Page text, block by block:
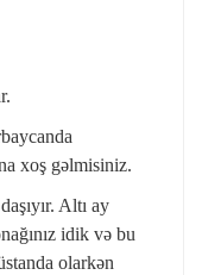
xoş gəlmisiniz.
Altı ay
idik və bu
olarkən